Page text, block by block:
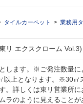
タイルカーペット 業務用
東リ エクスクローム Vol.3)
します。※ご発注数量
以上となります。※30
。詳しくは東リ営業所
ラのように見えること